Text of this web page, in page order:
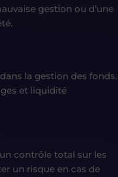
gestion ou d’une
la gestion des fonds.
et liquidité
contrôle total sur les
un risque en cas de